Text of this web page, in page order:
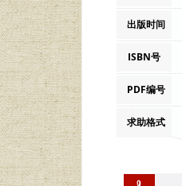
出版时间
ISBN号
PDF编号
求助格式